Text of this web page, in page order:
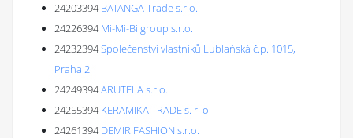
24203394 BATANGA Trade s.r.o.
24226394 Mi-Mi-Bi group s.r.o.
24232394Společenství vlastníků Lublaňská č.p. 1015,
Praha 2
24249394ARUTELA s.r.o.
24255394 KERAMIKA TRADE s. r. o.
24261394 DEMIR FASHION s.r.o.